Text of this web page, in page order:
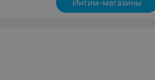
Интим-магазины